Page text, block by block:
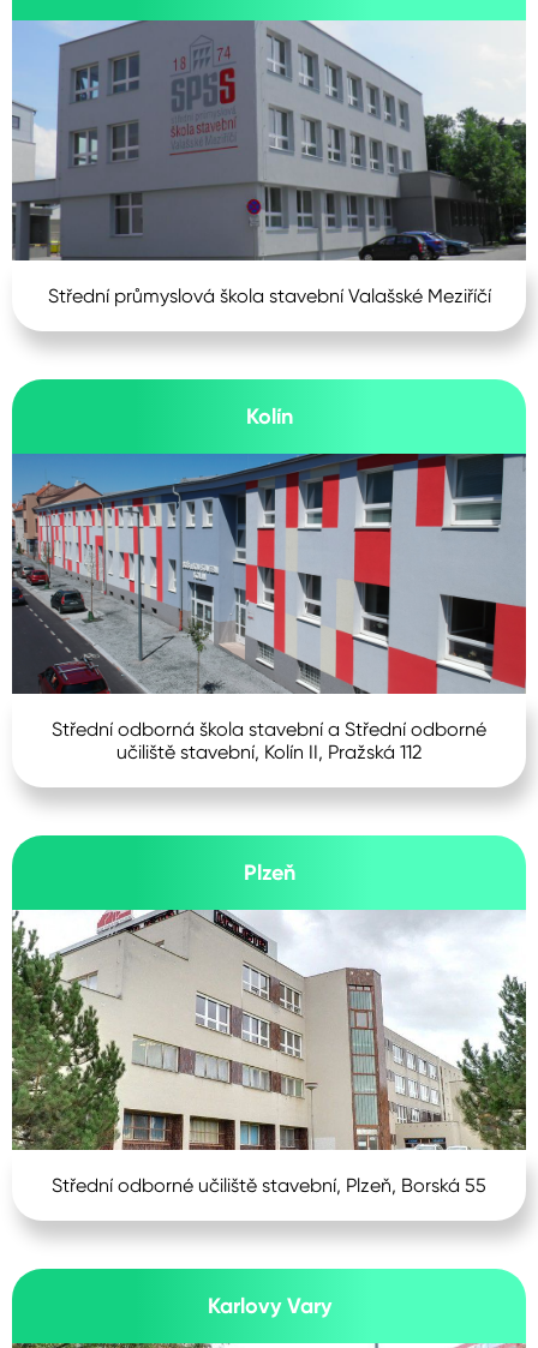
Střední průmyslová škola stavební Valašské Meziříčí
Kolín
Střední odborná škola stavební a Střední odborné
učiliště stavební, Kolín II, Pražská 112
Plzeň
Střední odborné učiliště stavební, Plzeň, Borská 55
Karlovy Vary